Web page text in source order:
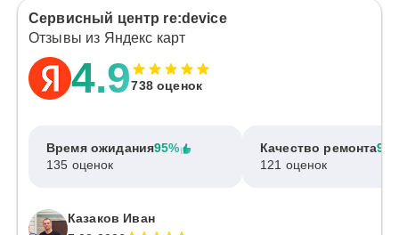
Сервисный центр re:device
Отзывы из Яндекс карт
4.9738 оценок
Время ожидания95%
135 оценок
Качество ремонта
121 оценок
Казаков Иван